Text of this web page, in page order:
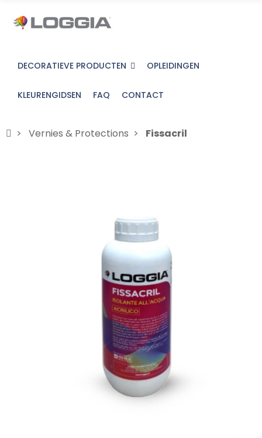
DECORATIEVE PRODUCTEN OPLEIDINGEN
KLEURENGIDSEN FAQ CONTACT
Vernies & Protections Fissacril